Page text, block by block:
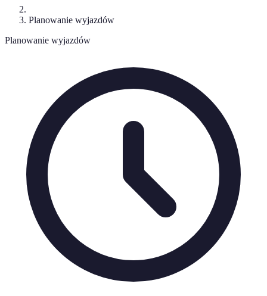
Planowanie wyjazdów
Planowanie wyjazdów